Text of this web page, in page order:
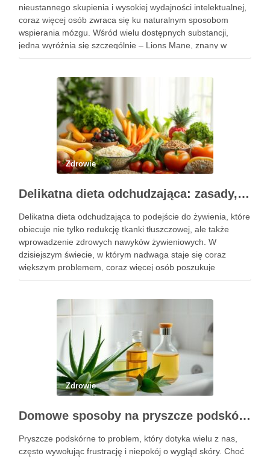
nieustannego skupienia i wysokiej wydajności intelektualnej,
coraz więcej osób zwraca się ku naturalnym sposobom
wspierania mózgu. Wśród wielu dostępnych substancji,
jedna wyróżnia się szczególnie – Lions Mane, znany w
Polsce jako soplówka jeżowata. Ten niezwykły grzyb witalny,
Zdrowie
Delikatna dieta odchudzająca: zasady, jadłospis i efekty
Delikatna dieta odchudzająca to podejście do żywienia, które
obiecuje nie tylko redukcję tkanki tłuszczowej, ale także
wprowadzenie zdrowych nawyków żywieniowych. W
dzisiejszym świecie, w którym nadwaga staje się coraz
większym problemem, coraz więcej osób poszukuje
sposobów na skuteczne i bezpieczne zrzucenie zbędnych
Zdrowie
Domowe sposoby na pryszcze podskórne: skuteczne metody i składniki
Pryszcze podskórne to problem, który dotyka wielu z nas,
często wywołując frustrację i niepokój o wygląd skóry. Choć